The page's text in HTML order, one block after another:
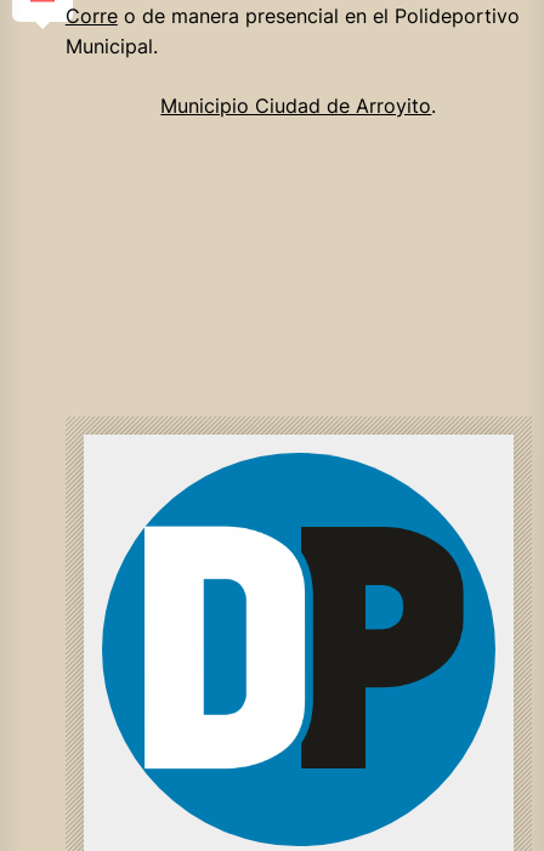
Correo de manera presencial en el Polideportivo
Municipal.
Municipio Ciudad de Arroyito.